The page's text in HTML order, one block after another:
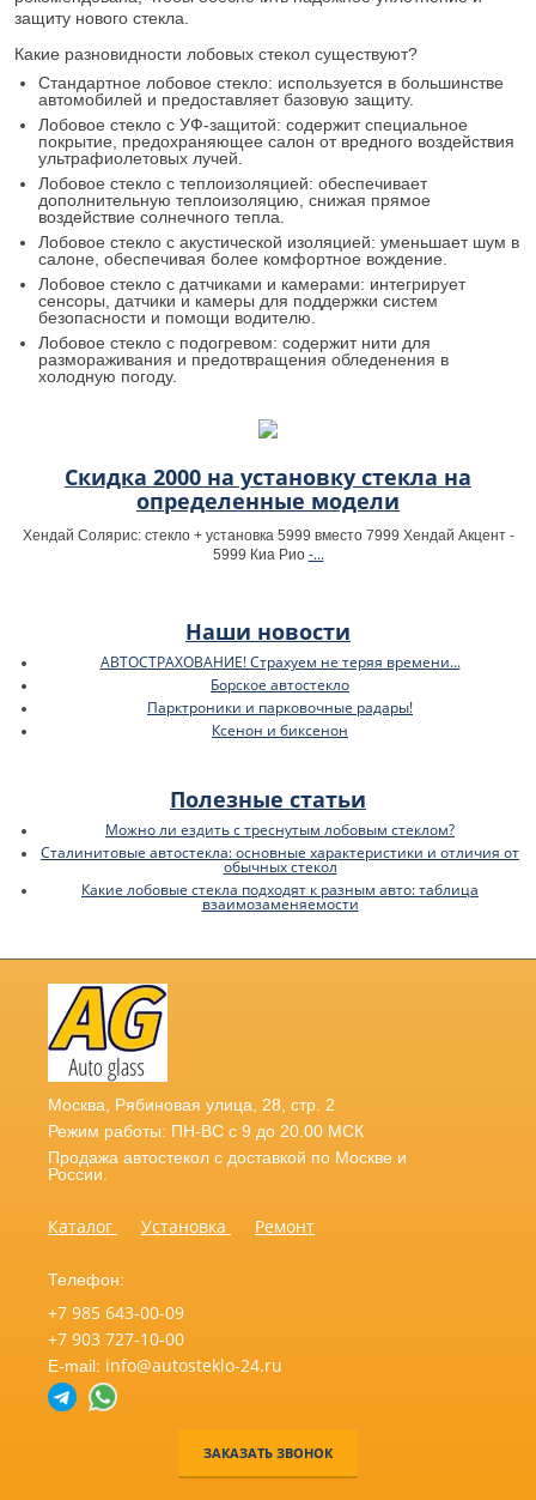
защиту нового стекла.
Какие разновидности лобовых стекол существуют?
Стандартное лобовое стекло: используется в большинстве
автомобилей и предоставляет базовую защиту.
Лобовое стекло с УФ-защитой: содержит специальное
покрытие, предохраняющее салон от вредного воздействия
ультрафиолетовых лучей.
Лобовое стекло с теплоизоляцией: обеспечивает
дополнительную теплоизоляцию, снижая прямое
воздействие солнечного тепла.
Лобовое стекло с акустической изоляцией: уменьшает шум в
салоне, обеспечивая более комфортное вождение.
Лобовое стекло с датчиками и камерами: интегрирует
сенсоры, датчики и камеры для поддержки систем
безопасности и помощи водителю.
Лобовое стекло с подогревом: содержит нити для
размораживания и предотвращения обледенения в
холодную погоду.
Скидка 2000 на установку стекла на
определенные модели
Хендай Солярис: стекло + установка 5999 вместо 7999 Хендай Акцент -
5999 Киа Рио -...
Наши новости
АВТОСТРАХОВАНИЕ! Страхуем не теряя времени...
Борское автостекло
Парктроники и парковочные радары!
Ксенон и биксенон
Полезные статьи
Можно ли ездить с треснутым лобовым стеклом?
Сталинитовые автостекла: основные характеристики и отличия от
обычных стекол
Какие лобовые стекла подходят к разным авто: таблица
взаимозаменяемости
Москва, Рябиновая улица, 28, стр. 2
Режим работы: ПН-ВС с 9 до 20.00 МСК
Продажа автостекол с доставкой по Москве и
России.
Каталог Установка Ремонт
Телефон:
+7 985 643-00-09
+7 903 727-10-00
E-mail: info@autosteklo-24.ru
ЗАКАЗАТЬ ЗВОНОК